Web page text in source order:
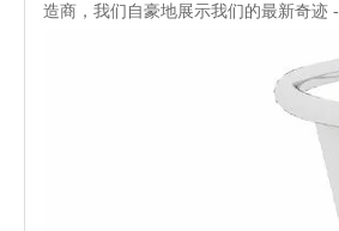
造商，我们自豪地展示我们的最新奇迹 -